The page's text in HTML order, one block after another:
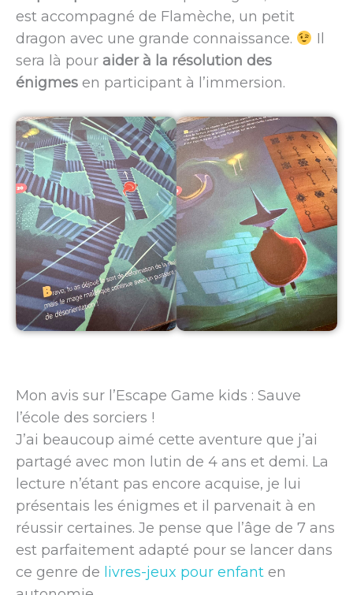
est accompagné de Flamèche, un petit
dragon avec une grande connaissance.
Il
sera là pour aider à la résolution des
énigmes en participant à l’immersion.
Mon avis sur l’Escape Game kids : Sauve
l’école des sorciers !
J’ai beaucoup aimé cette aventure que j’ai
partagé avec mon lutin de 4 ans et demi. La
lecture n’étant pas encore acquise, je lui
présentais les énigmes et il parvenait à en
réussir certaines. Je pense que l’âge de 7 ans
est parfaitement adapté pour se lancer dans
ce genre de livres-jeux pour enfant en